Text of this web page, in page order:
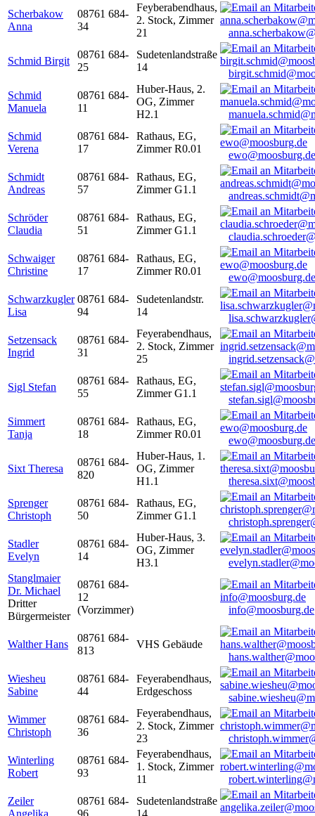
Scherbakow
Anna
08761 684-
34
Feyberabendhaus,
2. Stock, Zimmer
21
Schmid Birgit
08761 684-
25
Sudetenlandstraße
14
Schmid
Manuela
08761 684-
11
Huber-Haus, 2.
OG, Zimmer
H2.1
Schmid
Verena
08761 684-
17
Rathaus, EG,
Zimmer R0.01
ewo@moosburg.de
Schmidt
Andreas
08761 684-
57
Rathaus, EG,
Zimmer G1.1
Schröder
Claudia
08761 684-
51
Rathaus, EG,
Zimmer G1.1
Schwaiger
Christine
08761 684-
17
Rathaus, EG,
Zimmer R0.01
ewo@moosburg.de
Schwarzkugler
Lisa
08761 684-
94
Sudetenlandstr.
14
Setzensack
Ingrid
08761 684-
31
Feyerabendhaus,
2. Stock, Zimmer
25
Sigl Stefan
08761 684-
55
Rathaus, EG,
Zimmer G1.1
Simmert
Tanja
08761 684-
18
Rathaus, EG,
Zimmer R0.01
ewo@moosburg.de
Sixt Theresa
08761 684-
820
Huber-Haus, 1.
OG, Zimmer
H1.1
Sprenger
Christoph
08761 684-
50
Rathaus, EG,
Zimmer G1.1
Stadler
Evelyn
08761 684-
14
Huber-Haus, 3.
OG, Zimmer
H3.1
Stanglmaier
Dr. Michael
Dritter
Bürgermeister
08761 684-
12
(Vorzimmer)
info@moosburg.de
Walther Hans
08761 684-
813
VHS Gebäude
Wiesheu
Sabine
08761 684-
44
Feyerabendhaus,
Erdgeschoss
Wimmer
Christoph
08761 684-
36
Feyerabendhaus,
2. Stock, Zimmer
23
Winterling
Robert
08761 684-
93
Feyerabendhaus,
1. Stock, Zimmer
11
Zeiler
Angelika
08761 684-
96
Sudetenlandstraße
14